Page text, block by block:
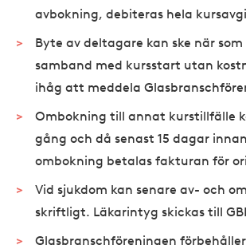
avbokning, debiteras hela
Byte av deltagare kan ske när
samband med kursstart utan
ihåg att meddela
Ombokning till annat kurstillfälle
gång och då senast 15 dagar
ombokning betalas fakturan för
Vid sjukdom kan senare av- och
skriftligt. Läkarintyg skickas till
Glasbranschföreningen